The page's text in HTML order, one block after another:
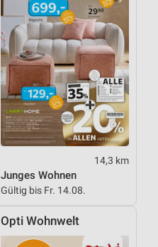
14,3 km
Junges Wohnen
Gültig bis Fr. 14.08.
Opti Wohnwelt